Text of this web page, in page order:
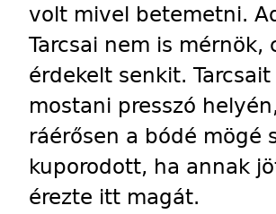
volt mivel betemetni.
Tarcsai nem is
érdekelt senkit.
mostani presszó
ráérősen a bódé mögé
kuporodott, ha annak
érezte itt magát.